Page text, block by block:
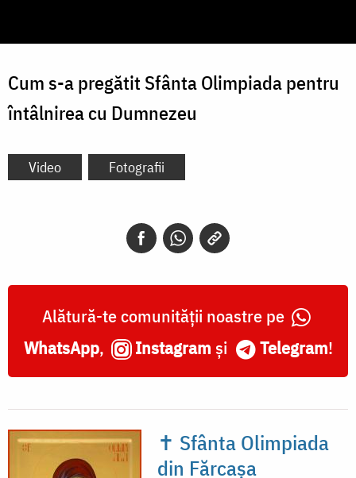
Cum s-a pregătit Sfânta Olimpiada pentru
întâlnirea cu Dumnezeu
Video Fotografii
Alătură-te comunității noastre pe
WhatsApp, Instagram și Telegram!
✝ Sfânta Olimpiada
din Fărcașa